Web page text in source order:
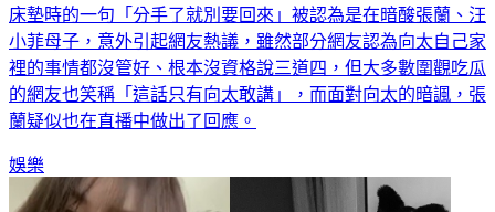
床墊時的一句「分手了就別要回來」被認為是在暗酸張蘭、汪
小菲母子，意外引起網友熱議，雖然部分網友認為向太自己家
裡的事情都沒管好、根本沒資格說三道四，但大多數圍觀吃瓜
的網友也笑稱「這話只有向太敢講」，而面對向太的暗諷，張
蘭疑似也在直播中做出了回應。
娛樂